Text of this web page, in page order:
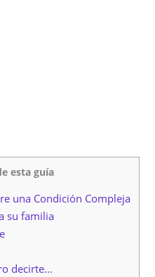
esta guía
una Condición Compleja
su familia
decirte…